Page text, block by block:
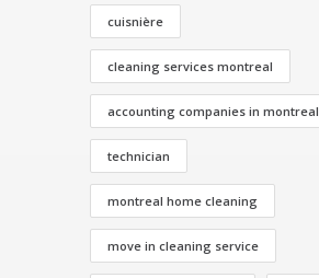
cuisnière
cleaning services montreal
accounting companies in montreal
technician
montreal home cleaning
move in cleaning service